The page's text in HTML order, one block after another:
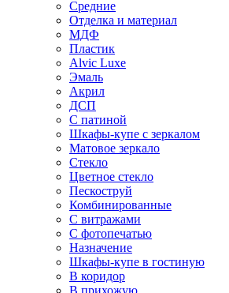
Средние
Отделка и материал
МДФ
Пластик
Alvic Luxe
Эмаль
Акрил
ДСП
С патиной
Шкафы-купе с зеркалом
Матовое зеркало
Стекло
Цветное стекло
Пескоструй
Комбинированные
С витражами
С фотопечатью
Назначение
Шкафы-купе в гостиную
В коридор
В прихожую